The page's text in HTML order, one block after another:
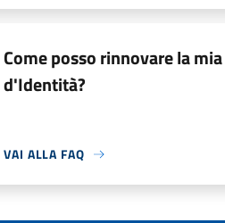
Come posso rinnovare la
d'Identità?
VAI ALLA FAQ